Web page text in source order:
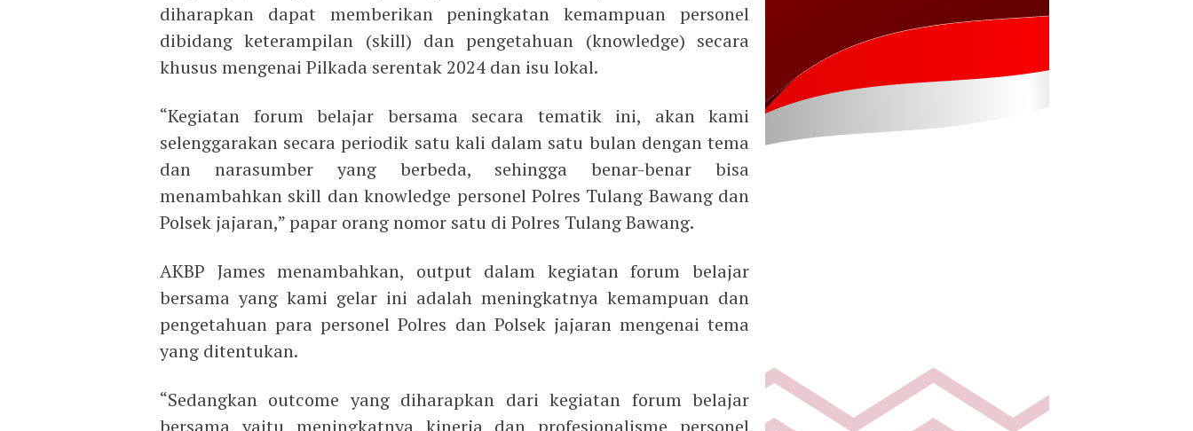
diharapkan dapat memberikan peningkatan kemampuan personel
dibidang keterampilan (skill) dan pengetahuan (knowledge) secara
khusus mengenai Pilkada serentak 2024 dan isu lokal.
“Kegiatan forum belajar bersama secara tematik ini, akan kami
selenggarakan secara periodik satu kali dalam satu bulan dengan tema
dan narasumber yang berbeda, sehingga benar-benar bisa
menambahkan skill dan knowledge personel Polres Tulang Bawang dan
Polsek jajaran,” papar orang nomor satu di Polres Tulang Bawang.
AKBP James menambahkan, output dalam kegiatan forum belajar
bersama yang kami gelar ini adalah meningkatnya kemampuan dan
pengetahuan para personel Polres dan Polsek jajaran mengenai tema
yang ditentukan.
“Sedangkan outcome yang diharapkan dari kegiatan forum belajar
bersama yaitu meningkatnya kinerja dan profesionalisme personel